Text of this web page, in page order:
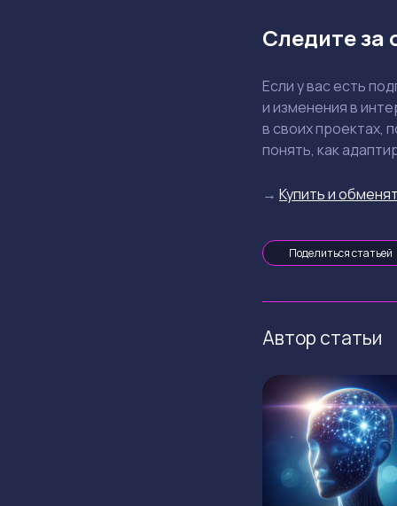
Следите за
Если у вас есть
и изменения в
в своих проектах,
понять, как
→ Купить и
Поделиться статьей
Автор статьи